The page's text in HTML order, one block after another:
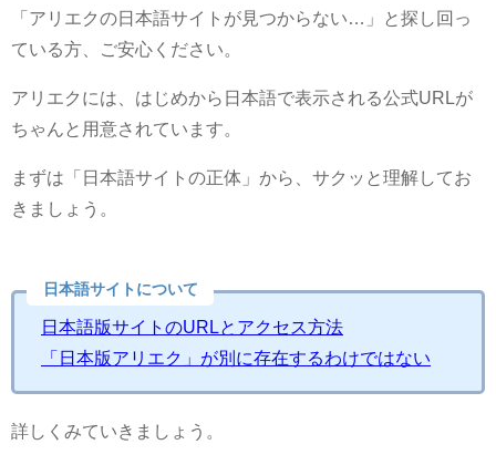
「アリエクの日本語サイトが見つからない…」と探し回っ
ている方、ご安心ください。
アリエクには、はじめから日本語で表示される公式URLが
ちゃんと用意されています。
まずは「日本語サイトの正体」から、サクッと理解してお
きましょう。
日本語サイトについて
日本語版サイトのURLとアクセス方法
「日本版アリエク」が別に存在するわけではない
詳しくみていきましょう。